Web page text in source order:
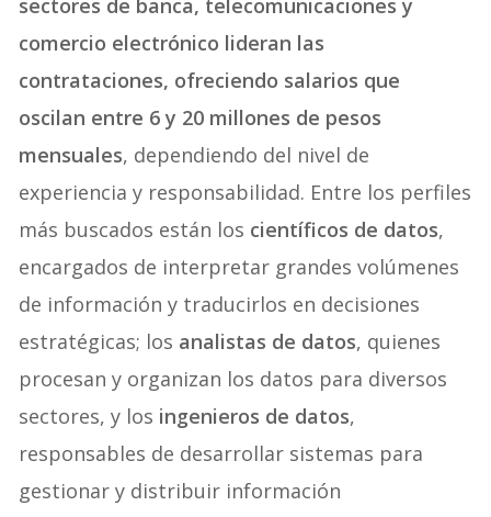
sectores de banca, telecomunicaciones y
comercio electrónico lideran las
contrataciones, ofreciendo salarios que
oscilan entre 6 y 20 millones de pesos
mensuales, dependiendo del nivel de
experiencia y responsabilidad. Entre los perfiles
más buscados están los científicos de datos,
encargados de interpretar grandes volúmenes
de información y traducirlos en decisiones
estratégicas; los analistas de datos, quienes
procesan y organizan los datos para diversos
sectores, y los ingenieros de datos,
responsables de desarrollar sistemas para
gestionar y distribuir información